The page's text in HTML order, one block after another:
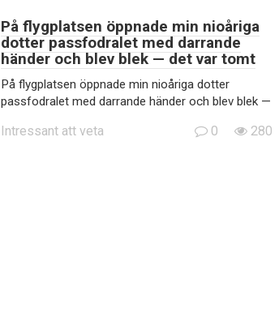
På flygplatsen öppnade min nioåriga
dotter passfodralet med darrande
händer och blev blek — det var tomt
På flygplatsen öppnade min nioåriga dotter
passfodralet med darrande händer och blev blek —
Intressant att veta 0 280